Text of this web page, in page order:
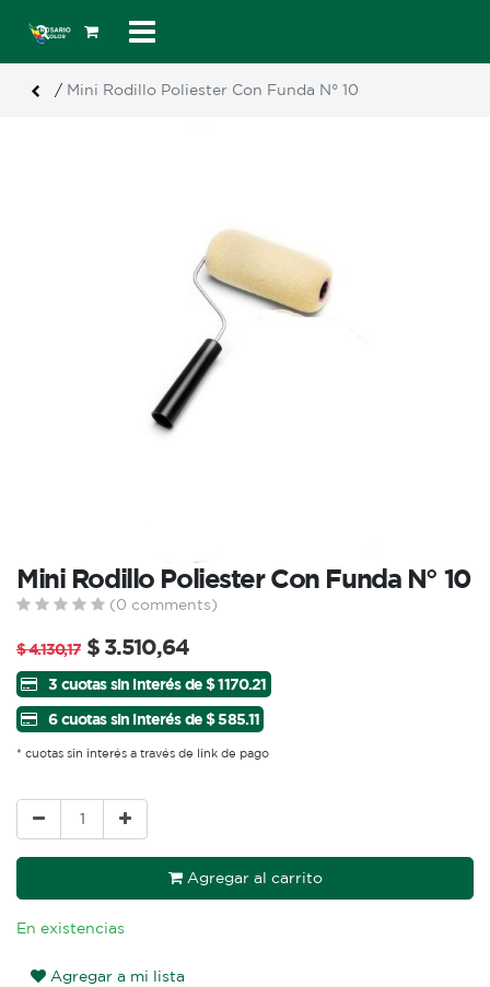
/ Mini Rodillo Poliester Con Funda N° 10
Mini Rodillo Poliester Con Funda N° 10
(0 comments)
$4.130,17 $ 3.510,64
3 cuotas sin interés de $ 1170.21
6 cuotas sin interés de $ 585.11
* cuotas sin interés a través de link de pago
Agregar al carrito
En existencias
Agregar a mi lista